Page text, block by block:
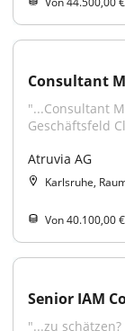
Consultant
"...Consultant
Geschäftsfeld
Atruvia AG
Karlsruhe,
Von 40.100,00
Senior IAM
"...zu